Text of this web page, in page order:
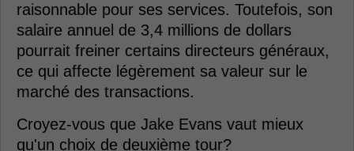
raisonnable pour ses services. Toutefois, son
salaire annuel de 3,4 millions de dollars
pourrait freiner certains directeurs généraux,
ce qui affecte légèrement sa valeur sur le
marché des transactions.
Croyez-vous que Jake Evans vaut mieux
qu'un choix de deuxième tour?